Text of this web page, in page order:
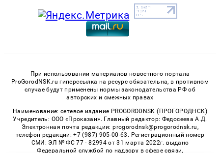
При использовании материалов новостного портала
ProGorodNSK.ru гиперссылка на ресурс обязательна, в противном
случае будут применены нормы законодательства РФ об
авторских и смежных правах
Наименование: сетевое издание PROGORODNSK (ПРОГОРОДНСК)
Учредитель: ООО «Проказан». Главный редактор: Федосеева А.Д.
Электронная почта редакции: progorodnsk@progorodnsk.ru,
телефон редакции: +7 (987) 905-00-63. Регистрационный номер
СМИ: ЭЛ № ФС 77 - 82994 от 31 марта 2022г. выдано
Федеральной службой по надзору в сфере связи,